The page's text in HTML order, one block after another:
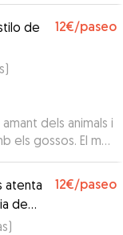
12€/paseo
)
dels animals i
els gossos. El meu
com a l'estada,
si la conegués de
atenta
de
12€/paseo
)